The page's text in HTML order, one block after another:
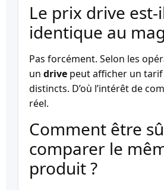
Le prix drive
identique au
Pas forcément. Selon les
un drive peut afficher un
distincts. D’où l’intérêt de
réel.
Comment être
comparer le
produit ?